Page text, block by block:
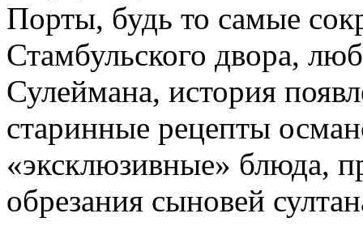
Порты, будь то самые
Стамбульского двора,
Сулеймана, история
старинные рецепты
«эксклюзивные» блюда,
обрезания сыновей